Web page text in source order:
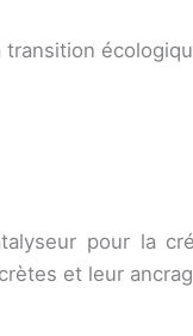
transition
pour la
et leur